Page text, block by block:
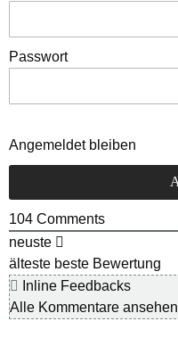
Passwort
Angemeldet bleiben
104 Comments
neuste
älteste beste Bewertung
Inline Feedbacks
Alle Kommentare ansehen